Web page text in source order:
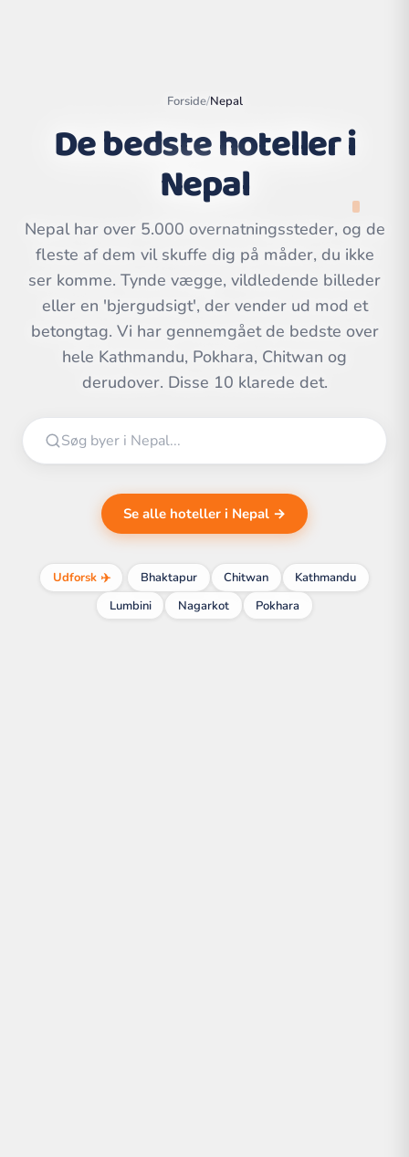
OpenStreetMap
contributors | ©
Forside/Nepal
De bedste hoteller i
Nepal
Nepal har over 5.000 overnatningssteder, og de
fleste af dem vil skuffe dig på måder, du ikke
ser komme. Tynde vægge, vildledende billeder
eller en 'bjergudsigt', der vender ud mod et
betongtag. Vi har gennemgået de bedste over
hele Kathmandu, Pokhara, Chitwan og
derudover. Disse 10 klarede det.
Se alle hoteller i Nepal →
Udforsk ✈️ Bhaktapur Chitwan
Kathmandu
Lumbini
Nagarkot Pokhara